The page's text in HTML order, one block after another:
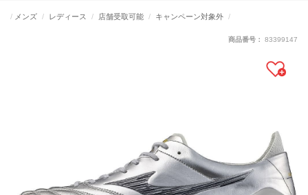
メンズ レディース 店舗受取可能 キャンペーン対象外
商品番号： 83399147